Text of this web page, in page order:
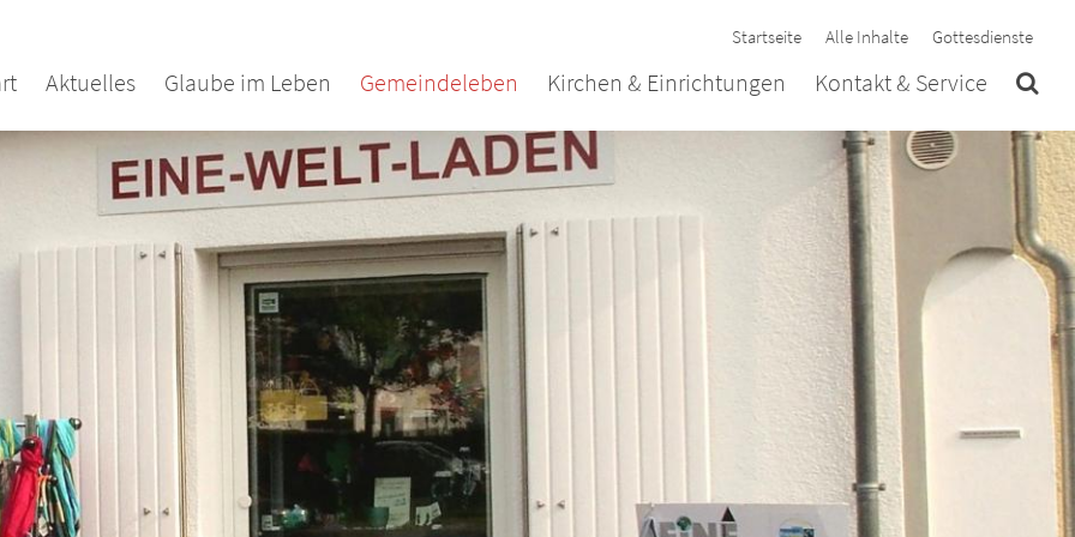
Startseite Alle Inhalte Gottesdienste
Aktuelles Glaube im Leben Gemeindeleben Kirchen & Einrichtungen Kontakt & Service